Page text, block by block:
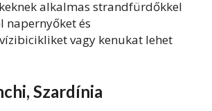
alkalmas strandfürdőkkel
napernyőket és
vagy kenukat lehet
Szardínia